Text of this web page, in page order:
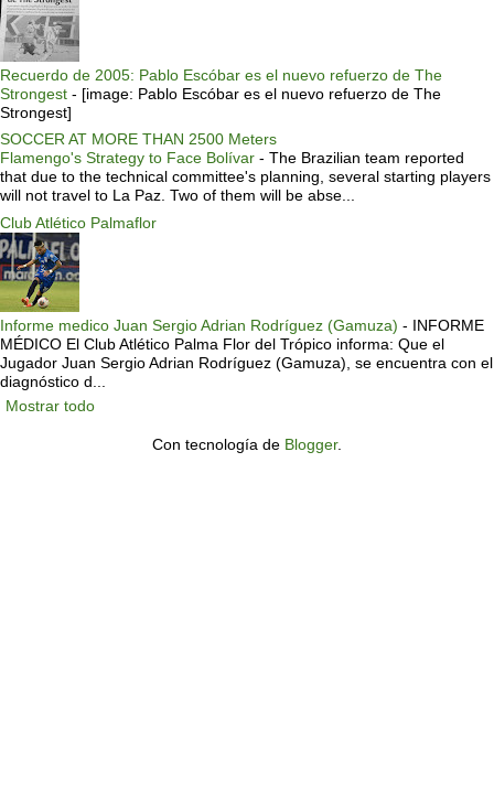
Recuerdo de 2005: Pablo Escóbar es el nuevo refuerzo de The
Strongest - [image: Pablo Escóbar es el nuevo refuerzo de The
Strongest]
SOCCER AT MORE THAN 2500 Meters
Flamengo's Strategy to Face Bolívar - The Brazilian team reported
that due to the technical committee's planning, several starting players
will not travel to La Paz. Two of them will be abse...
Club Atlético Palmaflor
Informe medico Juan Sergio Adrian Rodríguez (Gamuza) - INFORME
MÉDICO El Club Atlético Palma Flor del Trópico informa: Que el
Jugador Juan Sergio Adrian Rodríguez (Gamuza), se encuentra con el
diagnóstico d...
Mostrar todo
Con tecnología de Blogger.